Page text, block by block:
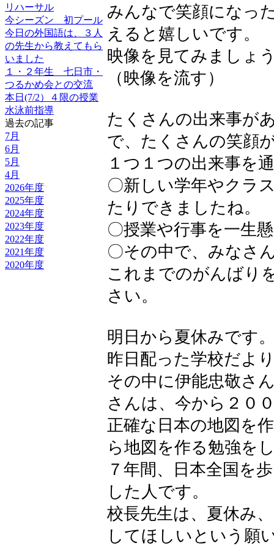
リハーサル
今シーズン 初プール
今日の外国語は、３人
の先生から教えてもら
いました
１・２年生 七日市・
つるかめ会との交流
本日(7/2）４限の授業
水泳前指導
過去の記事
7月
6月
5月
4月
2026年度
2025年度
2024年度
2023年度
2022年度
2021年度
2020年度
みんなで笑顔になっ
えると嬉しいです。
映像を見てみましょ
（映像を流す）
たくさんの出来事が
で、たくさんの笑顔
１つ１つの出来事を
〇新しい学年やクラ
たりできましたね。
〇授業や行事を一生
〇その中で、みなさ
これまでのがんばり
さい。
明日から夏休みです
昨日配った学校だよ
その中に伊能忠敬さ
さんは、今から２０
正確な日本の地図を
ら地図を作る勉強を
７年間、日本全国を
した人です。
校長先生は、夏休み
してほしいという願